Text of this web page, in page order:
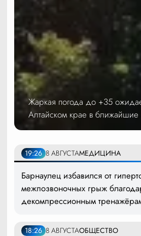
Жаркая погода до +35
Алтайском крае в
19:26 8 АВГУСТАМЕДИЦИНА
Барнаулец избавился от
межпозвоночных грыж
декомпрессионным
18:26 8 АВГУСТАОБЩЕСТВО